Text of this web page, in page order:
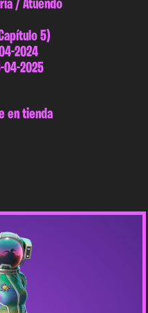
/ Atuendo
5)
2024
04-2025
en tienda